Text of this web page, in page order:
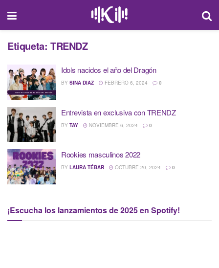
Etiqueta: TRENDZ
Idols nacidos el año del Dragón
BY SINA DIAZ FEBRERO 6, 2024 0
Entrevista en exclusiva con TRENDZ
BY TAY NOVIEMBRE 6, 2024 0
Rookies masculinos 2022
BY LAURA TÉBAR OCTUBRE 20, 2024 0
¡Escucha los lanzamientos de 2025 en Spotify!